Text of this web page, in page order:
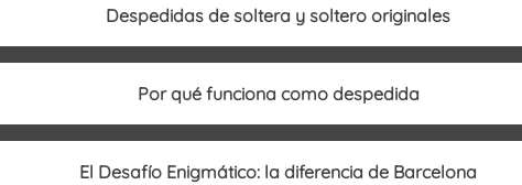
Despedidas de soltera y soltero originales
Por qué funciona como despedida
El Desafío Enigmático: la diferencia de Barcelona